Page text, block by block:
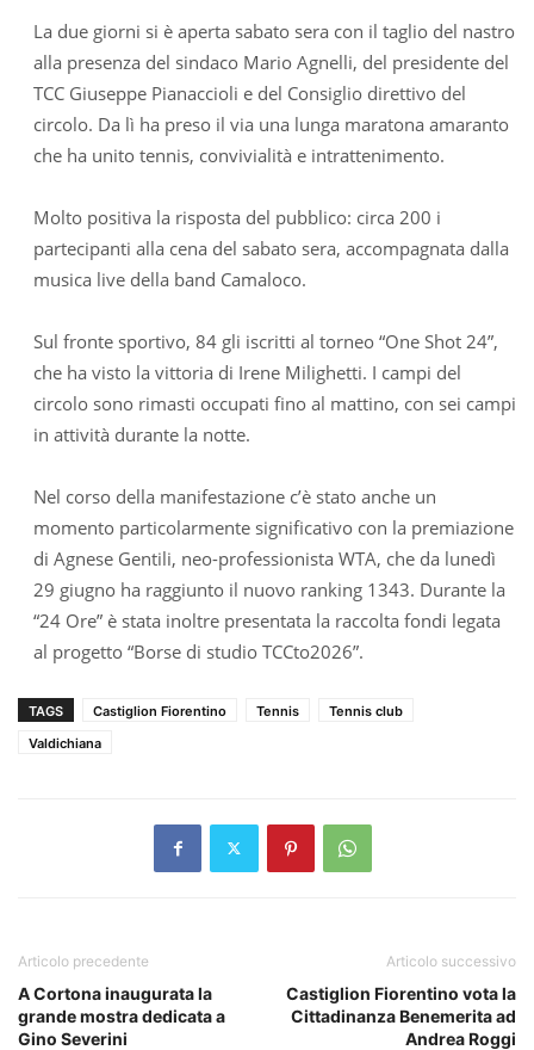
La due giorni si è aperta sabato sera con il taglio del nastro
alla presenza del sindaco Mario Agnelli, del presidente del
TCC Giuseppe Pianaccioli e del Consiglio direttivo del
circolo. Da lì ha preso il via una lunga maratona amaranto
che ha unito tennis, convivialità e intrattenimento.
Molto positiva la risposta del pubblico: circa 200 i
partecipanti alla cena del sabato sera, accompagnata dalla
musica live della band Camaloco.
Sul fronte sportivo, 84 gli iscritti al torneo “One Shot 24”,
che ha visto la vittoria di Irene Milighetti. I campi del
circolo sono rimasti occupati fino al mattino, con sei campi
in attività durante la notte.
Nel corso della manifestazione c’è stato anche un
momento particolarmente significativo con la premiazione
di Agnese Gentili, neo-professionista WTA, che da lunedì
29 giugno ha raggiunto il nuovo ranking 1343. Durante la
“24 Ore” è stata inoltre presentata la raccolta fondi legata
al progetto “Borse di studio TCCto2026”.
TAGS Castiglion Fiorentino Tennis
Tennis club
Valdichiana
Articolo precedente
A Cortona inaugurata la
grande mostra dedicata a
Gino Severini
Articolo successivo
Castiglion Fiorentino vota la
Cittadinanza Benemerita ad
Andrea Roggi